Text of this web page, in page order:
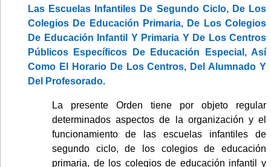
Las Escuelas Infantiles De Segundo Ciclo, De Los
Colegios De Educación Primaria, De Los Colegios
De Educación Infantil Y Primaria Y De Los Centros
Públicos Específicos De Educación Especial, Así
Como El Horario De Los Centros, Del Alumnado Y
Del Profesorado.
La presente Orden tiene por objeto regular
determinados aspectos de la organización y el
funcionamiento de las escuelas infantiles de
segundo ciclo, de los colegios de educación
primaria, de los colegios de educación infantil y